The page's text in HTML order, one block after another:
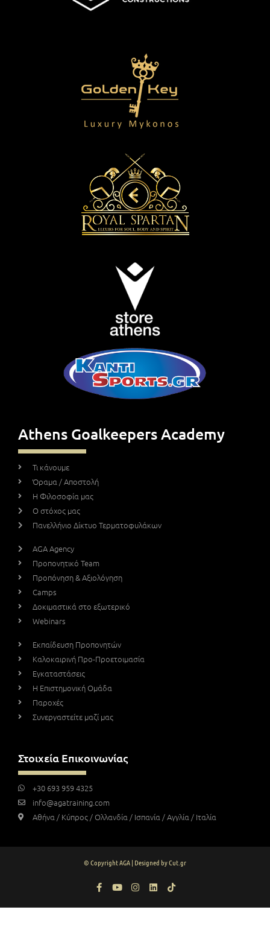
Athens Goalkeepers Academy
Τι κάνουμε
Όραμα / Αποστολή
Η Φιλοσοφία μας
Ο στόχος μας
Πανελλήνιο Δίκτυο Τερματοφυλάκων
AGA Agency
Προπονητικό Team
Προπόνηση & Αξιολόγηση
Camps
Δοκιμαστικά στο εξωτερικό
Webinars
Εκπαίδευση Προπονητών
Καλοκαιρινή Προ-Προετοιμασία
Εγκαταστάσεις
Η Επιστημονική Ομάδα
Παροχές
Συνεργαστείτε μαζί μας
Στοιχεία Επικοινωνίας
+30 693 959 4325
info@agatraining.com
Αθήνα / Κύπρος / Ολλανδία / Ισπανία / Αγγλία / Ιταλία
© Copyright AGA | Designed by Cut.gr